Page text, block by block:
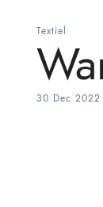
Textiel
30 Dec 2022